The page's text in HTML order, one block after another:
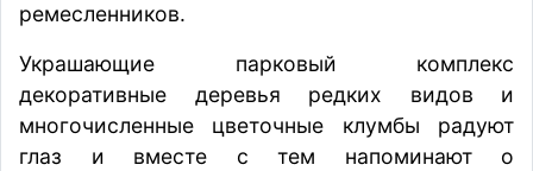
ремесленников.
Украшающие парковый комплекс
декоративные деревья редких видов и
многочисленные цветочные клумбы радуют
глаз и вместе с тем напоминают о